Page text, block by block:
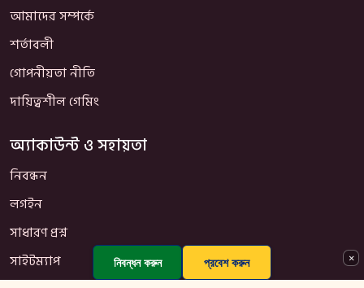
আমাদের সম্পর্কে
শর্তাবলী
গোপনীয়তা নীতি
দায়িত্বশীল গেমিং
অ্যাকাউন্ট ও সহায়তা
নিবন্ধন
লগইন
সাধারণ প্রশ্ন
সাইটম্যাপ
×
নিবন্ধন করুন প্রবেশ করুন